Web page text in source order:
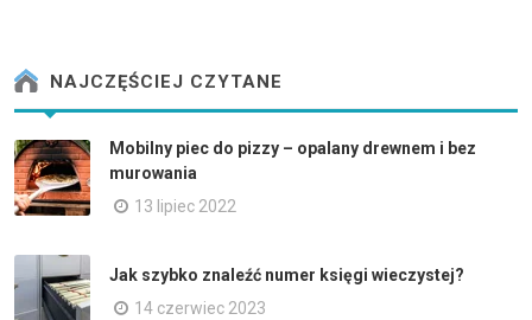
NAJCZĘŚCIEJ CZYTANE
Mobilny piec do pizzy – opalany drewnem i bez
murowania
13 lipiec 2022
Jak szybko znaleźć numer księgi wieczystej?
14 czerwiec 2023